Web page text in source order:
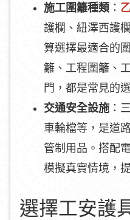
施工圍籬種類 ：
護欄、紐澤西護
算選擇最適合的
籬、工程圍籬、
門，都是常見的
交通安全設施 ：
車輪檔等，是道
管制用品。搭配
模擬真實情境，
選擇工安護